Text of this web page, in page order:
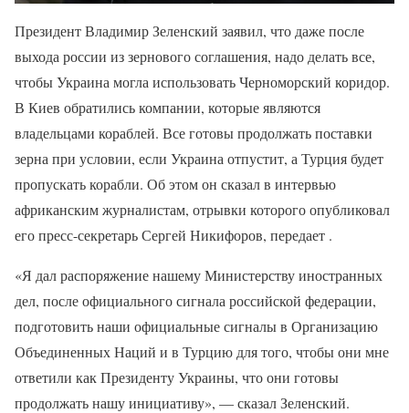
Президент Владимир Зеленский заявил, что даже после
выхода россии из зернового соглашения, надо делать все,
чтобы Украина могла использовать Черноморский коридор.
В Киев обратились компании, которые являются
владельцами кораблей. Все готовы продолжать поставки
зерна при условии, если Украина отпустит, а Турция будет
пропускать корабли. Об этом он сказал в интервью
африканским журналистам, отрывки которого опубликовал
его пресс-секретарь Сергей Никифоров, передает .
«Я дал распоряжение нашему Министерству иностранных
дел, после официального сигнала российской федерации,
подготовить наши официальные сигналы в Организацию
Объединенных Наций и в Турцию для того, чтобы они мне
ответили как Президенту Украины, что они готовы
продолжать нашу инициативу», — сказал Зеленский.